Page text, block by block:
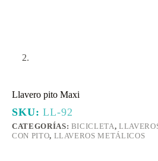
Llavero pito Maxi
SKU:LL-92
CATEGORÍAS: BICICLETA,
CON PITO, LLAVEROS METÁLICOS